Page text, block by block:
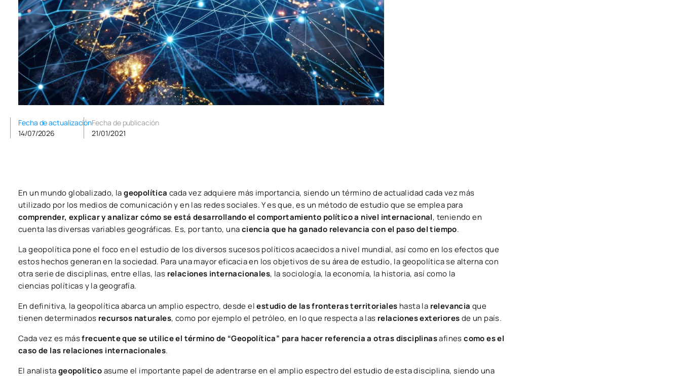
Fecha de actualización
14/07/2026
Fecha de publicación
21/01/2021
En un mundo globalizado, lageopolíticacada vez adquiere más importancia, siendo un término de actualidad cada vez más
utilizado por los medios de comunicación y en las redes sociales. Y es que, es un método de estudio que se emplea para
comprender, explicar y analizar cómo se está desarrollando el comportamiento político a nivel internacional, teniendo en
cuenta las diversas variables geográficas. Es, por tanto, unaciencia que ha ganado relevancia con el paso del tiempo.
La geopolítica pone el foco en el estudio de los diversos sucesos políticos acaecidos a nivel mundial, así como en los efectos que
estos hechos generan en la sociedad. Para una mayor eficacia en los objetivos de su área de estudio, la geopolítica se alterna con
otra serie de disciplinas, entre ellas, las relaciones internacionales, la sociología, la economía, la historia, así como la
ciencias políticas y la geografía.
En definitiva, la geopolítica abarca un amplio espectro, desde elestudio de las fronteras territoriales hasta la relevanciaque
tienen determinados recursos naturales, como por ejemplo el petróleo, en lo que respecta a las relaciones exterioresde un país.
Cada vez es másfrecuente que se utilice el término de “Geopolítica” para hacer referencia a otras disciplinasafinescomo es el
caso de las relaciones internacionales.
El analistageopolíticoasume el importante papel de adentrarse en el amplio espectro del estudio de esta disciplina, siendo una